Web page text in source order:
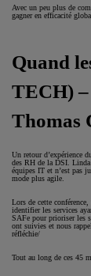
Avec un peu plus de
gagner en efficacité
Quand
TECH)
Thomas
Un retour d’expérience
des RH de la DSI. Linda
équipes IT et n’est pas
mode plus agile.
Lors de cette
identifier les services
SAFe pour prioriser les
ont suivies et nous
réfléchie/
Tout au long de ces 45